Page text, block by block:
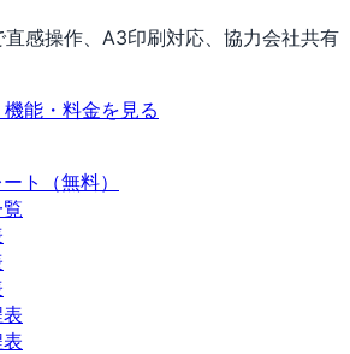
直感操作、A3印刷対応、協力会社共有
機能・料金を見る
ト（無料）